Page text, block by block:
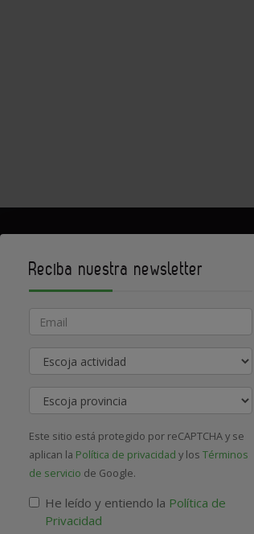
Contacte con nosotros
Reciba nuestra newsletter
Email
Actividad
Provincia
Este sitio está protegido por reCAPTCHA y se
aplican la Política de privacidad y los Términos
de servicio de Google.
He leído y entiendo la Política de
Privacidad